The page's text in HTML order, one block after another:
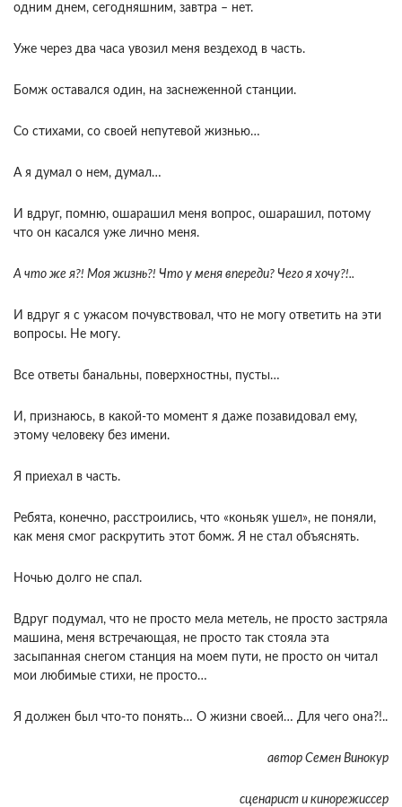
одним днем, сегодняшним, завтра – нет.
Уже через два часа увозил меня вездеход в часть.
Бомж оставался один, на заснеженной станции.
Со стихами, со своей непутевой жизнью…
А я думал о нем, думал…
И вдруг, помню, ошарашил меня вопрос, ошарашил, потому
что он касался уже лично меня.
А что же я?! Моя жизнь?! Что у меня впереди? Чего я хочу?!..
И вдруг я с ужасом почувствовал, что не могу ответить на эти
вопросы. Не могу.
Все ответы банальны, поверхностны, пусты…
И, признаюсь, в какой-то момент я даже позавидовал ему,
этому человеку без имени.
Я приехал в часть.
Ребята, конечно, расстроились, что «коньяк ушел», не поняли,
как меня смог раскрутить этот бомж. Я не стал объяснять.
Ночью долго не спал.
Вдруг подумал, что не просто мела метель, не просто застряла
машина, меня встречающая, не просто так стояла эта
засыпанная снегом станция на моем пути, не просто он читал
мои любимые стихи, не просто…
Я должен был что-то понять… О жизни своей… Для чего она?!..
автор Семен Винокур
сценарист и кинорежиссер